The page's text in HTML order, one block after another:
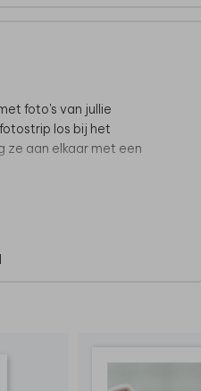
foto's van jullie
los bij het
aan elkaar met een